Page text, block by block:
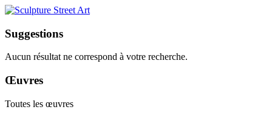
Suggestions
Aucun résultat ne correspond à votre recherche.
Œuvres
Toutes les œuvres